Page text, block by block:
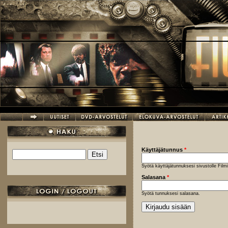
Hyppää pääsisältöön
Hakulomake
Käyttäjätunnus *
Syötä käyttäjätunnuksesi sivustolle
Salasana *
Syötä tunnuksesi salasana.